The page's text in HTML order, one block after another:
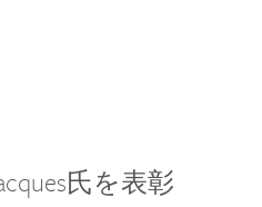
氏を表彰